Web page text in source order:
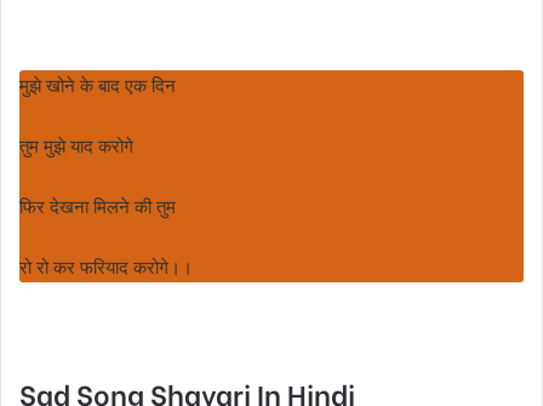
मुझे खोने के बाद एक दिन
तुम मुझे याद करोगे
फिर देखना मिलने की तुम
रो रो कर फरियाद करोगे।।
Sad Song Shayari In Hindi